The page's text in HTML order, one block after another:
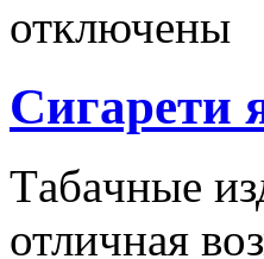
отключены
Сигарети
Тaбaчныe
отличная